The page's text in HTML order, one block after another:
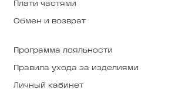
Плати частями
Обмен и возврат
Программа лояльности
Правила ухода за изделиями
Личный кабинет